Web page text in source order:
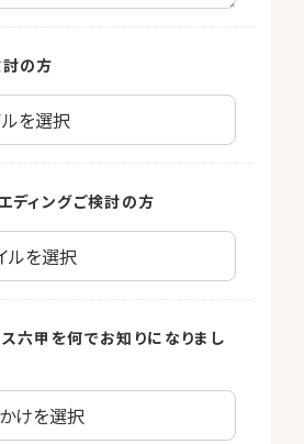
の方
ディングご検討の方
六甲を何でお知りになりまし